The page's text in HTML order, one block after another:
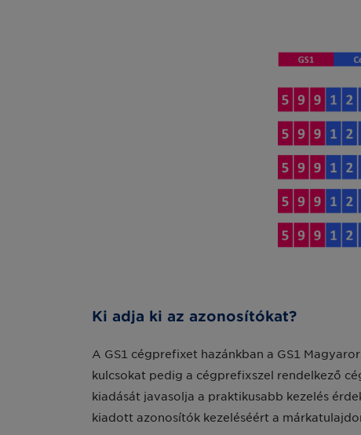
Ki adja ki az azonosítókat?
A GS1 cégprefixet hazánkban a GS1
kulcsokat pedig a cégprefixszel rendelkező
kiadását javasolja a praktikusabb kezelés
kiadott azonosítók kezeléséért a